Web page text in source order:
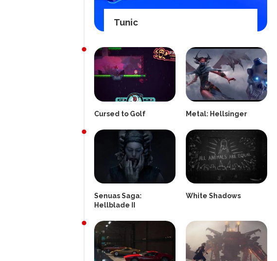
Tunic
Cursed to Golf Metal: Hellsinger
Senuas Saga:
Hellblade II
White Shadows